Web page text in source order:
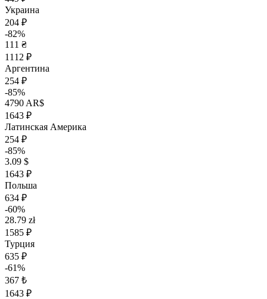
Украина
204 ₽
-82%
111 ₴
1112 ₽
Аргентина
254 ₽
-85%
4790 AR$
1643 ₽
Латинская Америка
254 ₽
-85%
3.09 $
1643 ₽
Польша
634 ₽
-60%
28.79 zł
1585 ₽
Турция
635 ₽
-61%
367 ₺
1643 ₽